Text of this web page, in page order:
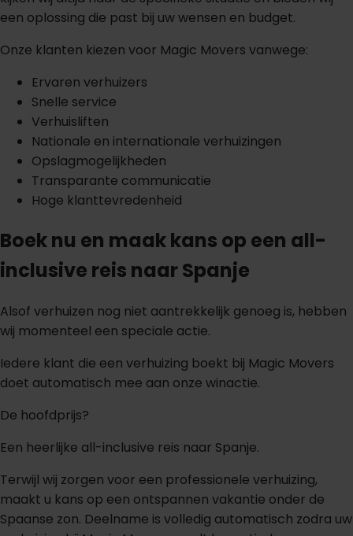
een oplossing die past bij uw wensen en budget.
Onze klanten kiezen voor Magic Movers vanwege:
Ervaren verhuizers
Snelle service
Verhuisliften
Nationale en internationale verhuizingen
Opslagmogelijkheden
Transparante communicatie
Hoge klanttevredenheid
Boek nu en maak kans op een all-
inclusive reis naar Spanje
Alsof verhuizen nog niet aantrekkelijk genoeg is, hebben
wij momenteel een speciale actie.
Iedere klant die een verhuizing boekt bij Magic Movers
doet automatisch mee aan onze winactie.
De hoofdprijs?
Een heerlijke all-inclusive reis naar Spanje.
Terwijl wij zorgen voor een professionele verhuizing,
maakt u kans op een ontspannen vakantie onder de
Spaanse zon. Deelname is volledig automatisch zodra uw